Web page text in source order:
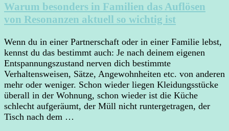
Warum besonders in Familien das Auflösen
von Resonanzen aktuell so wichtig ist
Wenn du in einer Partnerschaft oder in einer Familie lebst,
kennst du das bestimmt auch: Je nach deinem eigenen
Entspannungszustand nerven dich bestimmte
Verhaltensweisen, Sätze, Angewohnheiten etc. von anderen
mehr oder weniger. Schon wieder liegen Kleidungsstücke
überall in der Wohnung, schon wieder ist die Küche
schlecht aufgeräumt, der Müll nicht runtergetragen, der
Tisch nach dem …